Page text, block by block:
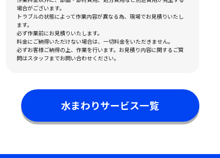
場合がございます。
トラブルの状態によって作業内容が異なる為、現場でお見積りいたし
ます。
必ず作業前にお見積りいたします。
料金にご納得いただけない場合は、一切料金をいただきません。
必ずお客様ご納得の上、作業を行います。お見積り内容に関するご質
問はスタッフまでお問い合わせください。
水まわりサービス一覧